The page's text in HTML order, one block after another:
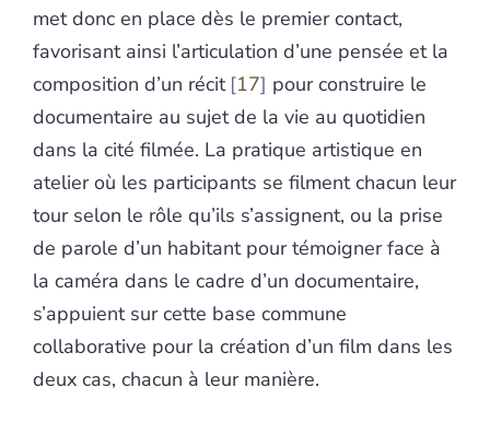
met donc en place dès le premier contact,
favorisant ainsi l’articulation d’une pensée et la
composition d’un récit 17 pour construire le
documentaire au sujet de la vie au quotidien
dans la cité filmée. La pratique artistique en
atelier où les participants se filment chacun leur
tour selon le rôle qu’ils s’assignent, ou la prise
de parole d’un habitant pour témoigner face à
la caméra dans le cadre d’un documentaire,
s’appuient sur cette base commune
collaborative pour la création d’un film dans les
deux cas, chacun à leur manière.